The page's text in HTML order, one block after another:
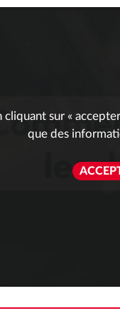
cliquant sur «
que des